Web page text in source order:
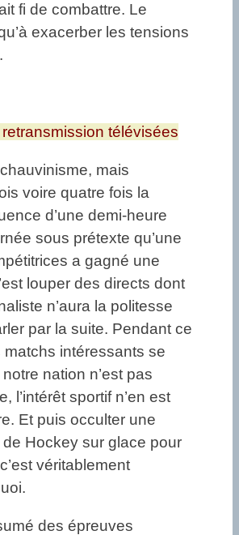
fi de combattre. Le
exacerber les tensions
télévisées
mais
voire quatre fois la
d’une demi-heure
sous prétexte qu’une
a gagné une
louper des directs dont
n’aura la politesse
par la suite. Pendant ce
matchs intéressants se
nation n’est pas
l’intérêt sportif n’en est
Et puis occulter une
Hockey sur glace pour
véritablement
des épreuves